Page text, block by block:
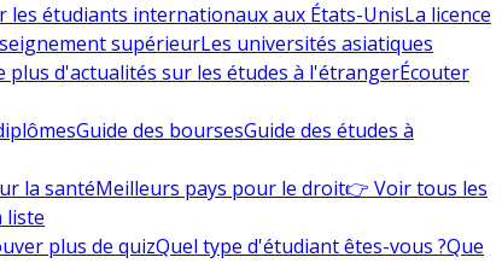
les étudiants internationaux aux États-UnisLa licence
supérieurLes universités asiatiques
plus d'actualités sur les études à l'étrangerÉcouter
Guide des boursesGuide des études à
la santéMeilleurs pays pour le droit👉 Voir tous les
liste
plus de quizQuel type d'étudiant êtes-vous ?Que